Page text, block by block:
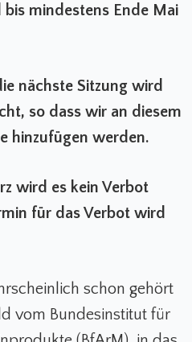
mindestens Ende Mai
nächste Sitzung wird
so dass wir an diesem
hinzufügen werden.
wird es kein Verbot
für das Verbot wird
schon gehört
vom Bundesinstitut für